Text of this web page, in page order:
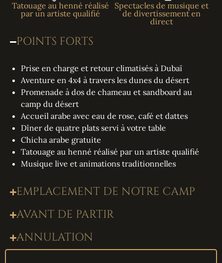
Tatouage au henné réalisé
par un artiste qualifié
Spectacles de musique et
de divertissement en
direct
POINTS FORTS
Prise en charge et retour climatisés à Dubaï
Aventure en 4x4 à travers les dunes du désert
Promenade à dos de chameau et sandboard au
camp du désert
Accueil arabe avec eau de rose, café et dattes
Dîner de quatre plats servi à votre table
Chicha arabe gratuite
Tatouage au henné réalisé par un artiste qualifié
Musique live et animations traditionnelles
EMPLACEMENT DE NOTRE CAMP
AVANT DE PARTIR
ANNULATION